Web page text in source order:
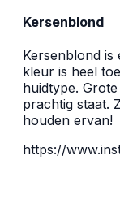
Kersenblond
Kersenblond is
kleur is heel
huidtype.
prachtig staat.
houden ervan!
https://